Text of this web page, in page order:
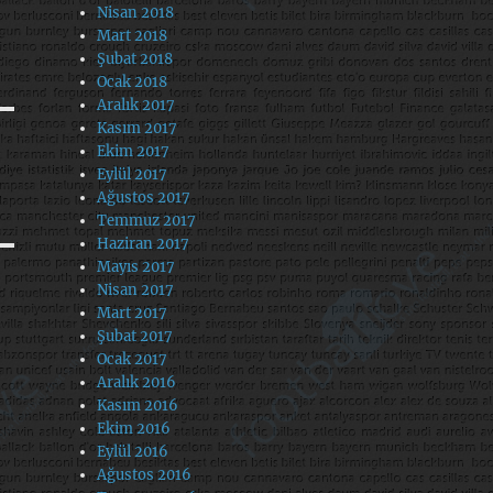
Nisan 2018
Mart 2018
Şubat 2018
Ocak 2018
Aralık 2017
Kasım 2017
Ekim 2017
Eylül 2017
Ağustos 2017
Temmuz 2017
Haziran 2017
Mayıs 2017
Nisan 2017
Mart 2017
Şubat 2017
Ocak 2017
Aralık 2016
Kasım 2016
Ekim 2016
Eylül 2016
Ağustos 2016